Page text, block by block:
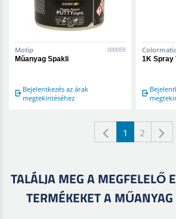
Motip 000059
Műanyag Spakli
Bejelentkezés az árak
megtekintéséhez
Colormatic
1K Spray
1 2
TALÁLJA MEG A MEGFELELŐ
TERMÉKEKET A MŰANYAG